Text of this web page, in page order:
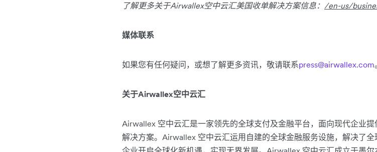
了解更多关于Airwallex空中云汇美国收单解决方案信息： /en-us/
媒体联系
如果您有任何疑问，或想了解更多资讯，敬请联系press@airwallex.com。
关于Airwallex空中云汇
Airwallex 空中云汇是一家领先的全球支付及金融平台，面向现代企业
解决方案。Airwallex 空中云汇运用自建的全球金融服务设施，解决了